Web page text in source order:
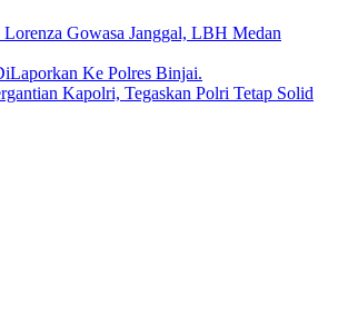
Gowasa Janggal, LBH Medan
Ke Polres Binjai.
Kapolri, Tegaskan Polri Tetap Solid